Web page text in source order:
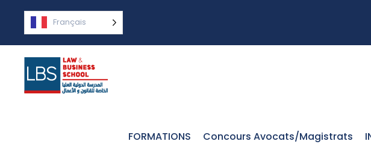
Français
FORMATIONS Concours Avocats/Magistrats